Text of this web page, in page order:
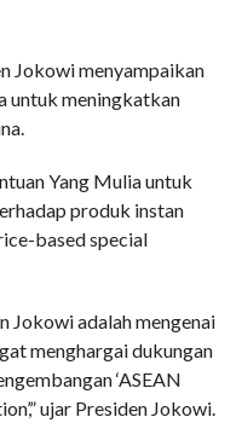
Jokowi menyampaikan
untuk meningkatkan
Yang Mulia untuk
produk instan
based special
Jokowi adalah mengenai
menghargai dukungan
‘ASEAN
ujar Presiden Jokowi.